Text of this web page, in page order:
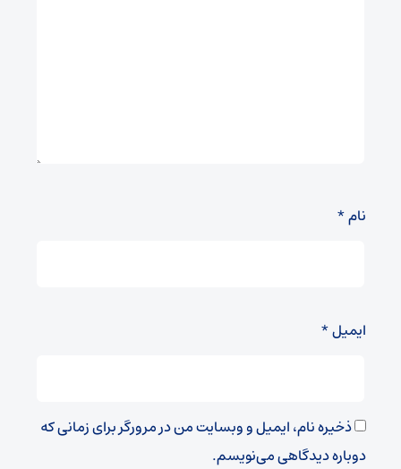
نام*
ایمیل*
ذخیره نام، ایمیل و وبسایت من در مرورگر برای زمانی که
دوباره دیدگاهی می‌نویسم.